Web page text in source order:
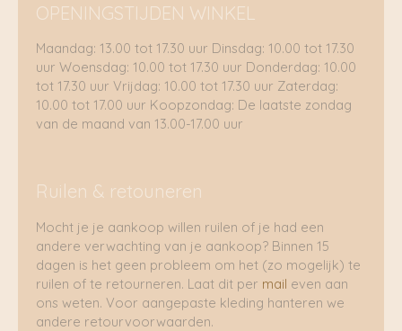
OPENINGSTIJDEN WINKEL
Maandag: 13.00 tot 17.30 uur Dinsdag: 10.00 tot 17.30
uur Woensdag: 10.00 tot 17.30 uur Donderdag: 10.00
tot 17.30 uur Vrijdag: 10.00 tot 17.30 uur Zaterdag:
10.00 tot 17.00 uur Koopzondag: De laatste zondag
van de maand van 13.00-17.00 uur
Ruilen & retouneren
Mocht je je aankoop willen ruilen of je had een
andere verwachting van je aankoop? Binnen 15
dagen is het geen probleem om het (zo mogelijk) te
ruilen of te retourneren. Laat dit per mail even aan
ons weten. Voor aangepaste kleding hanteren we
andere retourvoorwaarden.